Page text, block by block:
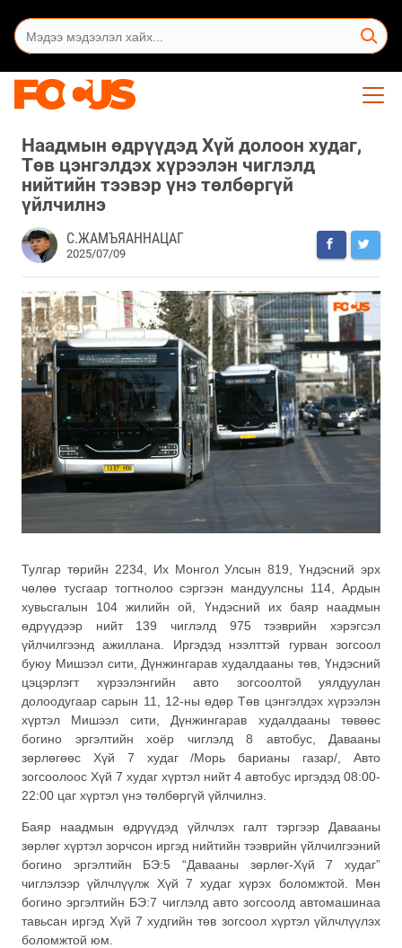
Наадмын өдрүүдэд Хүй долоон худаг,
Төв цэнгэлдэх хүрээлэн чиглэлд
нийтийн тээвэр үнэ төлбөргүй
үйлчилнэ
С.ЖАМЪЯАННАЦАГ
2025/07/09
Тулгар төрийн 2234, Их Монгол Улсын 819, Үндэсний эрх
чөлөө тусгаар тогтнолоо сэргээн мандуулсны 114, Ардын
хувьсгалын 104 жилийн ой, Үндэсний их баяр наадмын
өдрүүдээр нийт 139 чиглэлд 975 тээврийн хэрэгсэл
үйлчилгээнд ажиллана. Иргэдэд нээлттэй гурван зогсоол
буюу Мишээл сити, Дүнжингарав худалдааны төв, Үндэсний
цэцэрлэгт хүрээлэнгийн авто зогсоолтой уялдуулан
долоодугаар сарын 11, 12-ны өдөр Төв цэнгэлдэх хүрээлэн
хүртэл Мишээл сити, Дүнжингарав худалдааны төвөөс
богино эргэлтийн хоёр чиглэлд 8 автобус, Давааны
зөрлөгөөс Хүй 7 худаг /Морь барианы газар/, Авто
зогсоолоос Хүй 7 худаг хүртэл нийт 4 автобус иргэдэд 08:00-
22:00 цаг хүртэл үнэ төлбөргүй үйлчилнэ.
Баяр наадмын өдрүүдэд үйлчлэх галт тэргээр Давааны
зөрлөг хүртэл зорчсон иргэд нийтийн тээврийн үйлчилгээний
богино эргэлтийн БЭ:5 “Давааны зөрлөг-Хүй 7 худаг”
чиглэлээр үйлчлүүлж Хүй 7 худаг хүрэх боломжтой. Мөн
богино эргэлтийн БЭ:7 чиглэлд авто зогсоолд автомашинаа
тавьсан иргэд Хүй 7 худгийн төв зогсоол хүртэл үйлчлүүлэх
боломжтой юм.